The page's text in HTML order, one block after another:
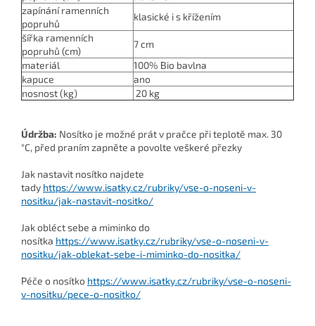
zapínání ramenních
popruhů
klasické i s křížením
šířka ramenních
popruhů (cm)
7 cm
materiál
100% Bio bavlna
kapuce
ano
nosnost (kg)
20 kg
Údržba: Nosítko je možné prát v pračce při teplotě max. 30
°C, před praním zapněte a povolte veškeré přezky
Jak nastavit nosítko najdete
tady https://www.isatky.cz/rubriky/vse-o-noseni-v-
nositku/jak-nastavit-nositko/
Jak obléct sebe a miminko do
nosítka https://www.isatky.cz/rubriky/vse-o-noseni-v-
nositku/jak-oblekat-sebe-i-miminko-do-nositka/
Péče o nosítko https://www.isatky.cz/rubriky/vse-o-noseni-
v-nositku/pece-o-nositko/